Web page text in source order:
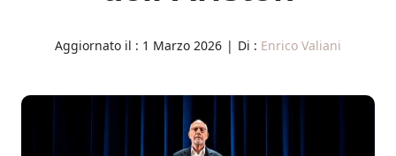
Aggiornato il : 1 Marzo 2026 | Di : Enrico Valiani